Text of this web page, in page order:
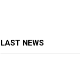
LAST NEWS